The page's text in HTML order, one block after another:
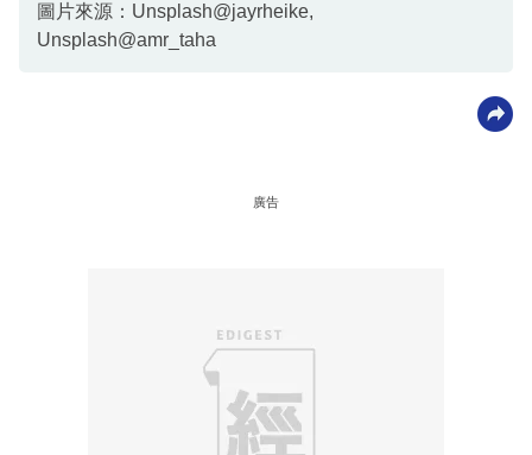
圖片來源：Unsplash@jayrheike,
Unsplash@amr_taha
廣告